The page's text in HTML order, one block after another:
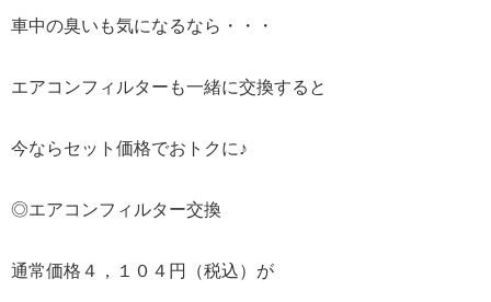
車中の臭いも気になるなら・・・
エアコンフィルターも一緒に交換すると
今ならセット価格でおトクに♪
◎エアコンフィルター交換
通常価格４，１０４円（税込）が